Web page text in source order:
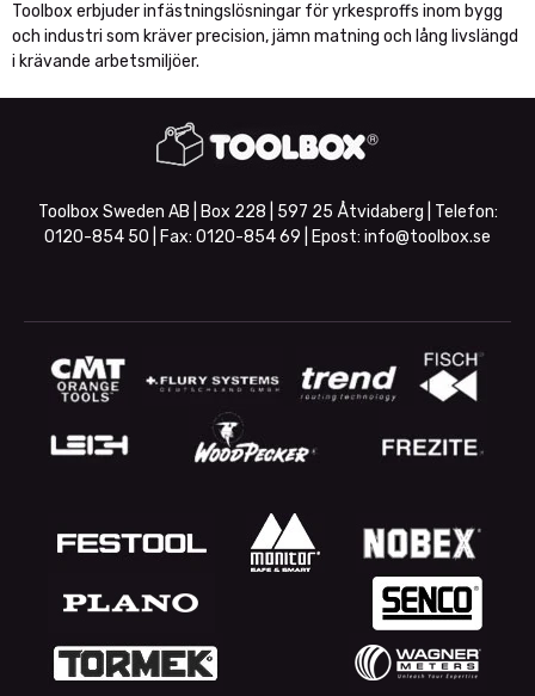
Toolbox erbjuder infästningslösningar för yrkesproffs inom bygg
och industri som kräver precision, jämn matning och lång livslängd
i krävande arbetsmiljöer.
Toolbox Sweden AB | Box 228 | 597 25 Åtvidaberg | Telefon:
0120-854 50 | Fax: 0120-854 69 | Epost: info@toolbox.se